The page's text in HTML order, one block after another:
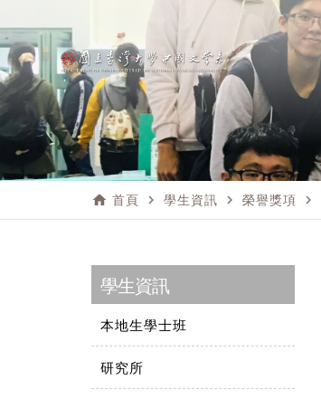
home 首頁 navigate_next 學生資訊 navigate_next 榮譽獎項 navigate_next
學生資訊
本地生學士班
研究所